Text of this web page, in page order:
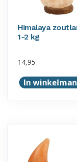
Himalaya
1-2 kg
14,95
In